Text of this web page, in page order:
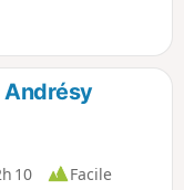
10
Facile